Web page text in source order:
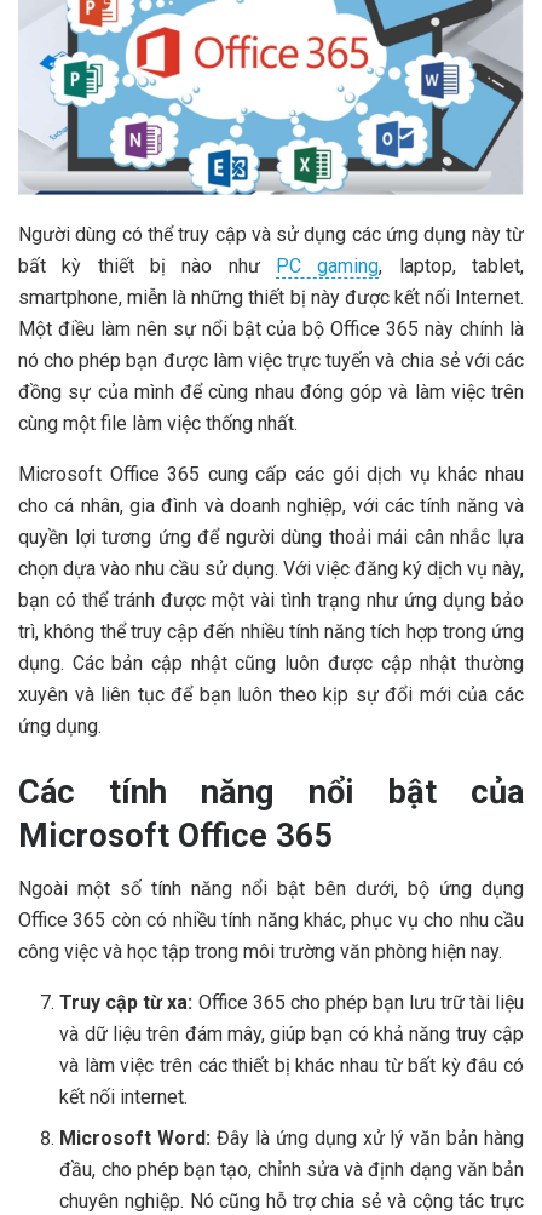
Người dùng có thể truy cập và sử dụng các ứng dụng này từ
bất kỳ thiết bị nào như PC gaming, laptop, tablet,
smartphone, miễn là những thiết bị này được kết nối Internet.
Một điều làm nên sự nổi bật của bộ Office 365 này chính là
nó cho phép bạn được làm việc trực tuyến và chia sẻ với các
đồng sự của mình để cùng nhau đóng góp và làm việc trên
cùng một file làm việc thống nhất.
Microsoft Office 365 cung cấp các gói dịch vụ khác nhau
cho cá nhân, gia đình và doanh nghiệp, với các tính năng và
quyền lợi tương ứng để người dùng thoải mái cân nhắc lựa
chọn dựa vào nhu cầu sử dụng. Với việc đăng ký dịch vụ này,
bạn có thể tránh được một vài tình trạng như ứng dụng bảo
trì, không thể truy cập đến nhiều tính năng tích hợp trong ứng
dụng. Các bản cập nhật cũng luôn được cập nhật thường
xuyên và liên tục để bạn luôn theo kịp sự đổi mới của các
ứng dụng.
Các tính năng nổi bật của
Microsoft Office 365
Ngoài một số tính năng nổi bật bên dưới, bộ ứng dụng
Office 365 còn có nhiều tính năng khác, phục vụ cho nhu cầu
công việc và học tập trong môi trường văn phòng hiện nay.
Truy cập từ xa: Office 365 cho phép bạn lưu trữ tài liệu
và dữ liệu trên đám mây, giúp bạn có khả năng truy cập
và làm việc trên các thiết bị khác nhau từ bất kỳ đâu có
kết nối internet.
Microsoft Word:Đây là ứng dụng xử lý văn bản hàng
đầu, cho phép bạn tạo, chỉnh sửa và định dạng văn bản
chuyên nghiệp. Nó cũng hỗ trợ chia sẻ và cộng tác trực